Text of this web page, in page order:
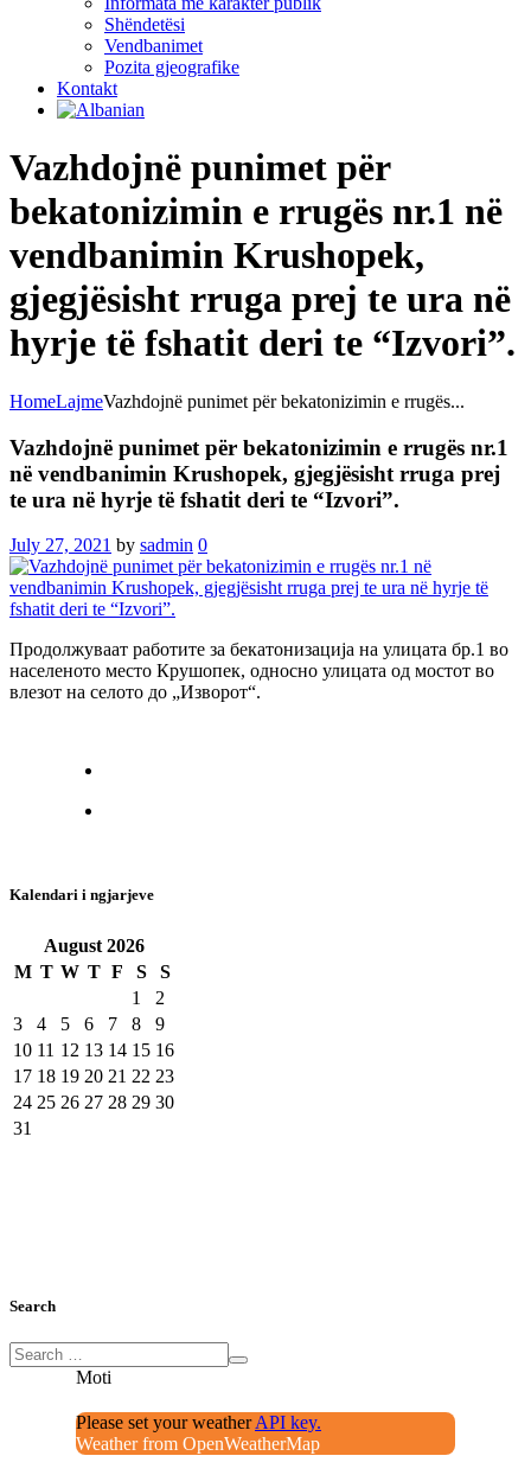
Shëndetësi
Vendbanimet
Pozita gjeografike
Kontakt
Vazhdojnë punimet për
bekatonizimin e rrugës nr.1 në
vendbanimin Krushopek,
gjegjësisht rruga prej te ura në
hyrje të fshatit deri te “Izvori”.
HomeLajmeVazhdojnë punimet për bekatonizimin e rrugës...
Vazhdojnë punimet për bekatonizimin e rrugës nr.1
në vendbanimin Krushopek, gjegjësisht rruga prej
te ura në hyrje të fshatit deri te “Izvori”.
July 27, 2021 by sadmin 0
Продолжуваат работите за бекатонизација на улицата бр.1 во
населеното место Крушопек, односно улицата од мостот во
влезот на селото до „Изворот“.
Kalendari i ngjarjeve
August 2026
M T W T F S
S
1
2
3
4 5 6 7 8
9
10 11 12 13 14 15 16
17 18 19 20 21 22 23
24 25 26 27 28 29 30
31
Search
Moti
Please set your weatherAPI key.
Weather from OpenWeatherMap